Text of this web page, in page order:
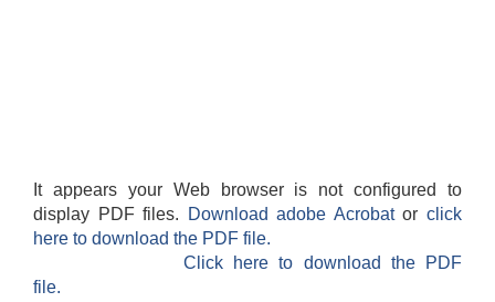
It appears your Web browser is not configured to
display PDF files.
Download adobe Acrobatorclick
here to download the PDF file.
Click here to download the PDF
file.